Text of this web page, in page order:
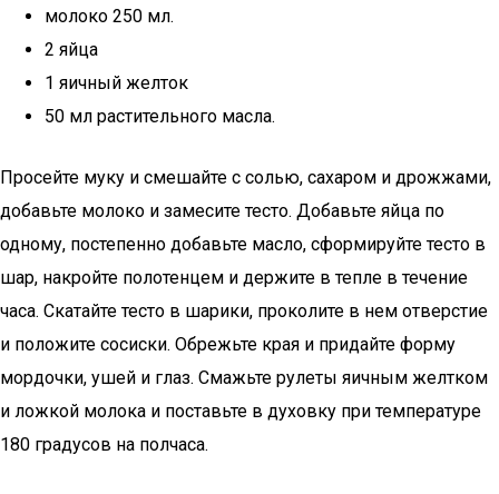
молоко 250 мл.
2 яйца
1 яичный желток
50 мл растительного масла.
Просейте муку и смешайте с солью, сахаром и дрожжами,
добавьте молоко и замесите тесто. Добавьте яйца по
одному, постепенно добавьте масло, сформируйте тесто в
шар, накройте полотенцем и держите в тепле в течение
часа. Скатайте тесто в шарики, проколите в нем отверстие
и положите сосиски. Обрежьте края и придайте форму
мордочки, ушей и глаз. Смажьте рулеты яичным желтком
и ложкой молока и поставьте в духовку при температуре
180 градусов на полчаса.